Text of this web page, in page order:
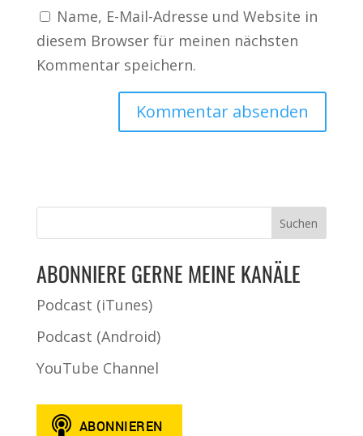
Name, E-Mail-Adresse und Website in
diesem Browser für meinen nächsten
Kommentar speichern.
ABONNIERE GERNE MEINE KANÄLE
Podcast (iTunes)
Podcast (Android)
YouTube Channel